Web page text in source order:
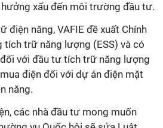
xấu đến môi trường đầu tư.
điện năng, VAFIE đề xuất Chính
tích trữ năng lượng (ESS) và có
với đầu tư tích trữ năng lượng
điện đối với dự án điện mặt
năng.
các nhà đầu tư mong muốn